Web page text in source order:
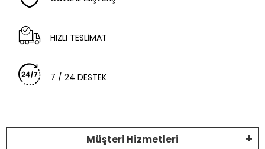
HIZLI TESLİMAT
7 / 24 DESTEK
Müşteri Hizmetleri